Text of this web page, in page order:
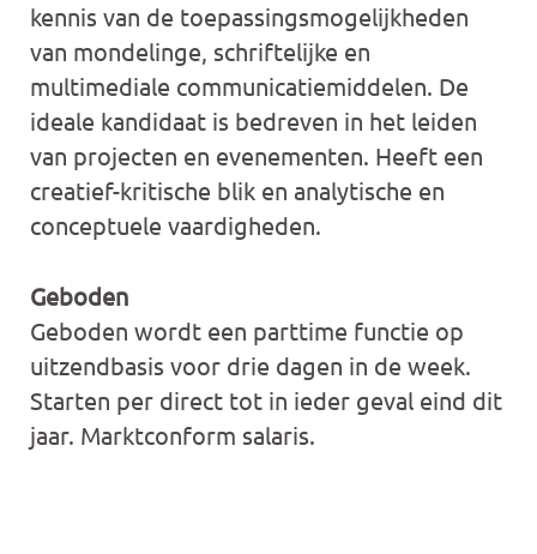
kennis van de toepassingsmogelijkheden
van mondelinge, schriftelijke en
multimediale communicatiemiddelen. De
ideale kandidaat is bedreven in het leiden
van projecten en evenementen. Heeft een
creatief-kritische blik en analytische en
conceptuele vaardigheden.
Geboden
Geboden wordt een parttime functie op
uitzendbasis voor drie dagen in de week.
Starten per direct tot in ieder geval eind dit
jaar. Marktconform salaris.